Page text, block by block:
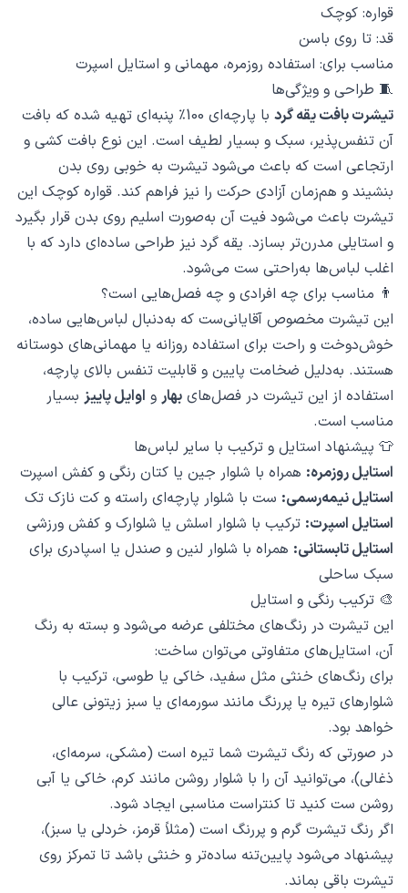
قواره: کوچک
قد: تا روی باسن
مناسب برای: استفاده روزمره، مهمانی و استایل اسپرت
🧵 طراحی و ویژگی‌ها
تیشرت بافت یقه گرد
با پارچه‌ای 100٪ پنبه‌ای تهیه شده که بافت
آن تنفس‌پذیر، سبک و بسیار لطیف است. این نوع بافت کشی و
ارتجاعی است که باعث می‌شود تیشرت به خوبی روی بدن
بنشیند و هم‌زمان آزادی حرکت را نیز فراهم کند. قواره کوچک این
تیشرت باعث می‌شود فیت آن به‌صورت اسلیم روی بدن قرار بگیرد
و استایلی مدرن‌تر بسازد. یقه گرد نیز طراحی ساده‌ای دارد که با
اغلب لباس‌ها به‌راحتی ست می‌شود.
👨 مناسب برای چه افرادی و چه فصل‌هایی است؟
این تیشرت مخصوص آقایانی‌ست که به‌دنبال لباس‌هایی ساده،
خوش‌دوخت و راحت برای استفاده روزانه یا مهمانی‌های دوستانه
هستند. به‌دلیل ضخامت پایین و قابلیت تنفس بالای پارچه،
استفاده از این تیشرت در فصل‌های بهار و اوایل پاییز بسیار
مناسب است.
👕 پیشنهاد استایل و ترکیب با سایر لباس‌ها
استایل روزمره: همراه با شلوار جین یا کتان رنگی و کفش اسپرت
استایل نیمه‌رسمی: ست با شلوار پارچه‌ای راسته و کت نازک تک
استایل اسپرت: ترکیب با شلوار اسلش یا شلوارک و کفش ورزشی
استایل تابستانی: همراه با شلوار لنین و صندل یا اسپادری برای
سبک ساحلی
🎨 ترکیب رنگی و استایل
این تیشرت در رنگ‌های مختلفی عرضه می‌شود و بسته به رنگ
آن، استایل‌های متفاوتی می‌توان ساخت:
برای رنگ‌های خنثی مثل سفید، خاکی یا طوسی، ترکیب با
شلوارهای تیره یا پررنگ مانند سورمه‌ای یا سبز زیتونی عالی
خواهد بود.
در صورتی که رنگ تیشرت شما تیره است (مشکی، سرمه‌ای،
ذغالی)، می‌توانید آن را با شلوار روشن مانند کرم، خاکی یا آبی
روشن ست کنید تا کنتراست مناسبی ایجاد شود.
اگر رنگ تیشرت گرم و پررنگ است (مثلاً قرمز، خردلی یا سبز)،
پیشنهاد می‌شود پایین‌تنه ساده‌تر و خنثی باشد تا تمرکز روی
تیشرت باقی بماند.